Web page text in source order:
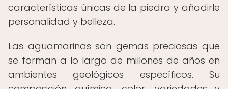
características únicas de la piedra y añadirle
personalidad y belleza.
Las aguamarinas son gemas preciosas que
se forman a lo largo de millones de años en
ambientes geológicos específicos. Su